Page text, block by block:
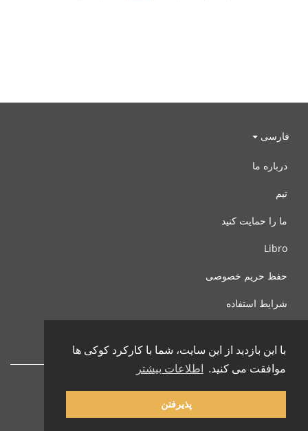
با این بازدید از این سایت، شما با کارکرد کوکی ها
موافقت می کنید.
اطلاعات بیشتر
پذیرفتن
فارسی
درباره ما
تیم
ما را حمایت کنید
Libro
حفظ حریم خصوصی
شرایط استفاده
© 2002-2026 lernu.net |Impressum